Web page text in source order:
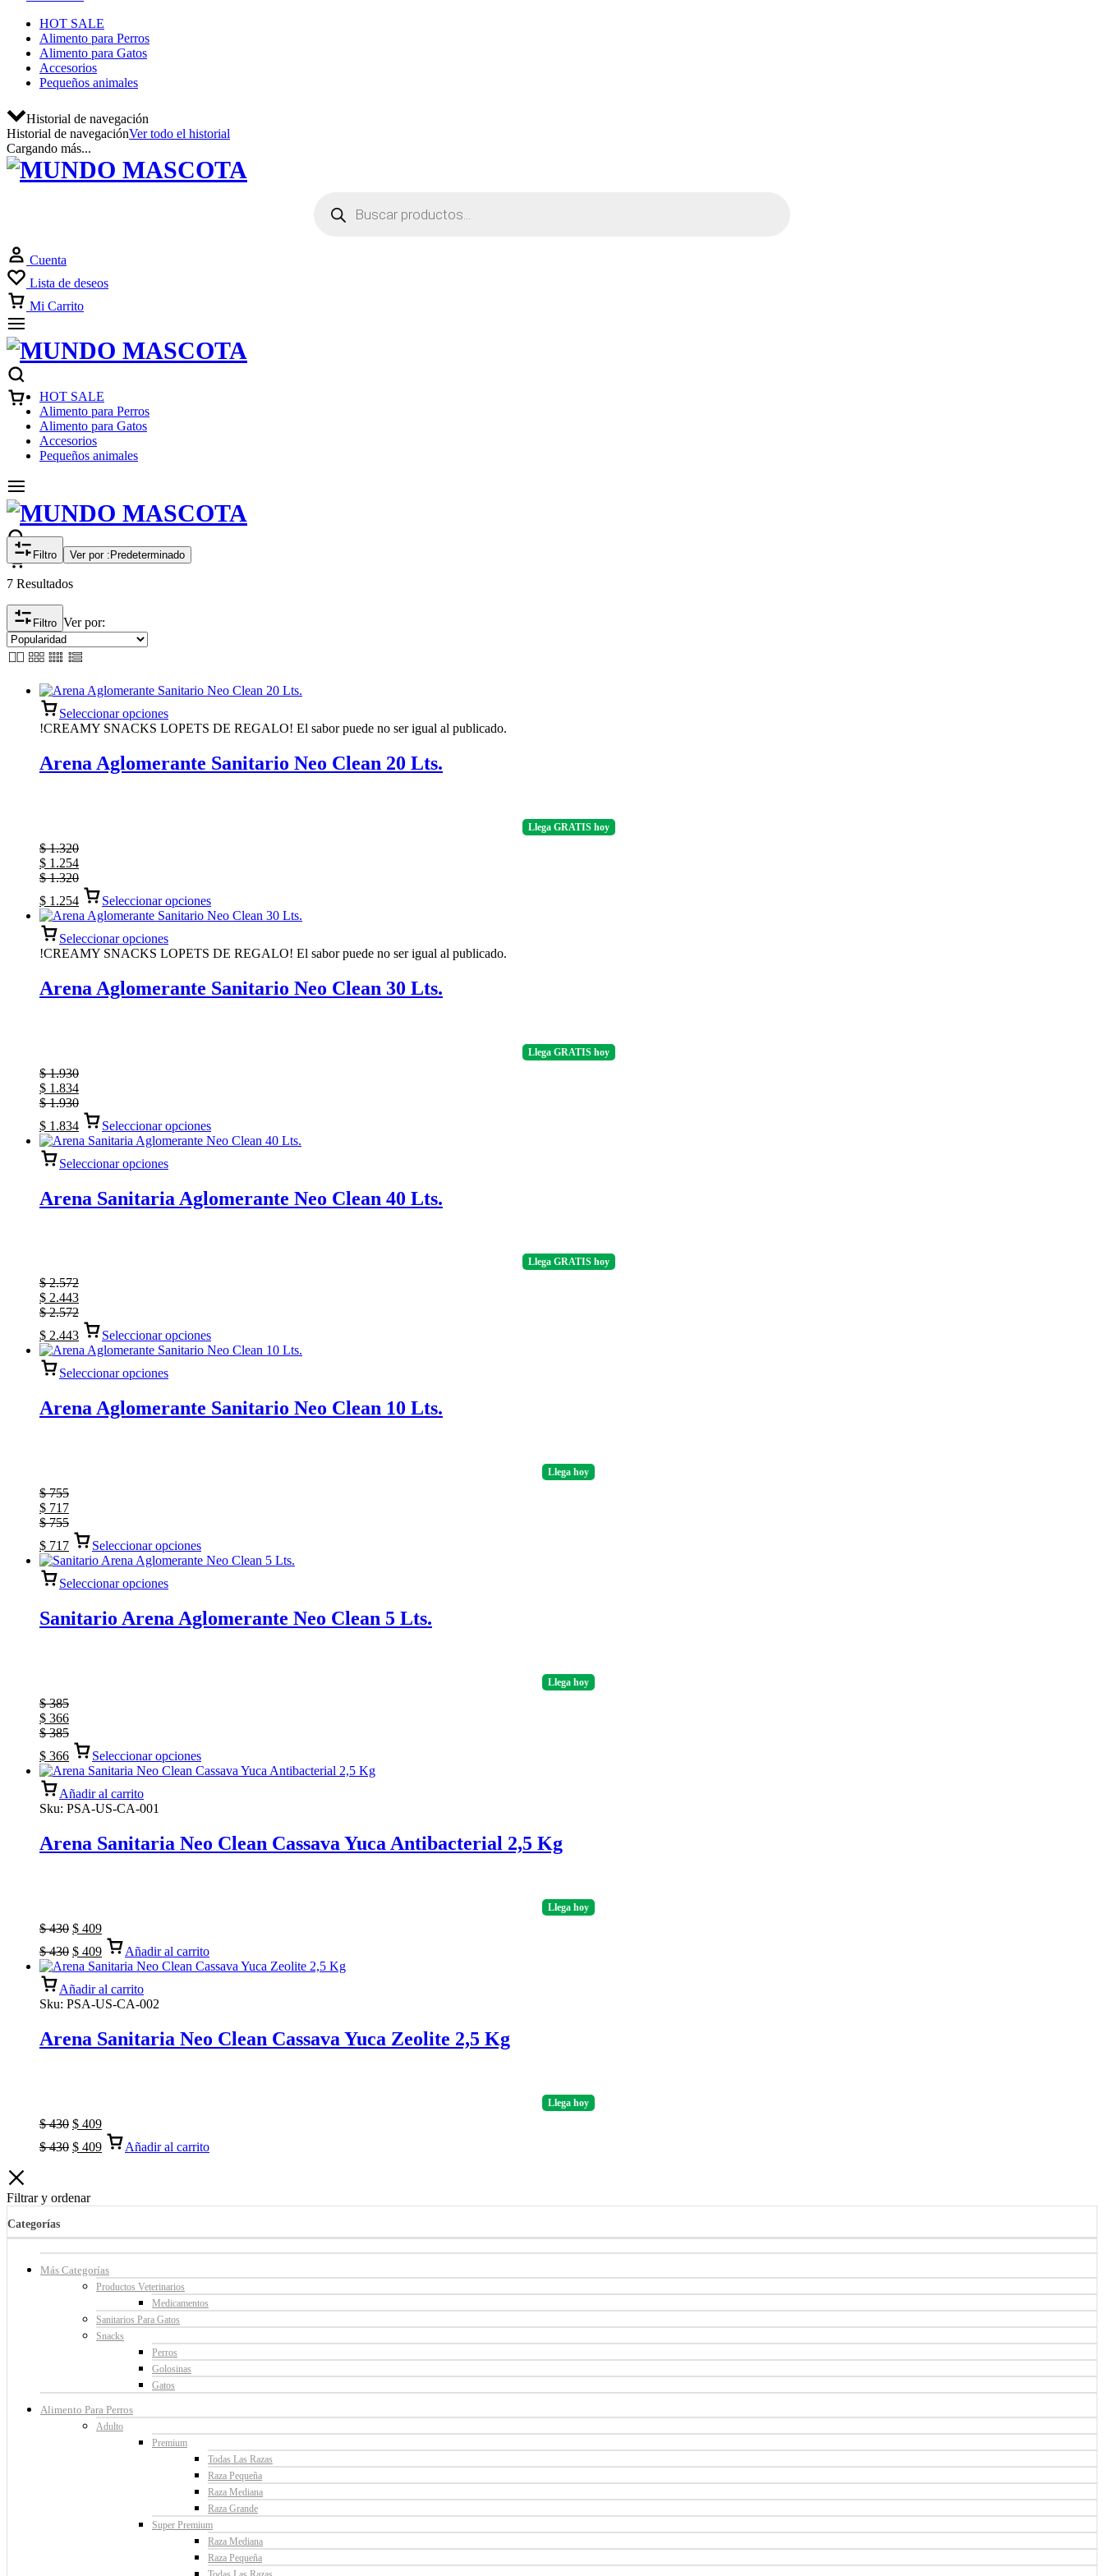
HOT SALE
Alimento para Perros
Alimento para Gatos
Accesorios
Pequeños animales
Historial de navegación
Historial de navegaciónVer todo el historial
Cargando más...
Cuenta
Lista de deseos
Mi Carrito
HOT SALE
Alimento para Perros
Alimento para Gatos
Accesorios
Pequeños animales
Filtro Ver por : Predeterminado
7 Resultados
Filtro Ver por:
Seleccionar opciones
!CREAMY SNACKS LOPETS DE REGALO! El sabor puede no ser igual al publicado.
Arena Aglomerante Sanitario Neo Clean 20 Lts.
Llega GRATIS hoy
$1.320
$ 1.254
$1.320
$ 1.254 Seleccionar opciones
Seleccionar opciones
!CREAMY SNACKS LOPETS DE REGALO! El sabor puede no ser igual al publicado.
Arena Aglomerante Sanitario Neo Clean 30 Lts.
Llega GRATIS hoy
$1.930
$ 1.834
$1.930
$ 1.834 Seleccionar opciones
Seleccionar opciones
Arena Sanitaria Aglomerante Neo Clean 40 Lts.
Llega GRATIS hoy
$2.572
$ 2.443
$2.572
$ 2.443 Seleccionar opciones
Seleccionar opciones
Arena Aglomerante Sanitario Neo Clean 10 Lts.
Llega hoy
$755
$ 717
$755
$ 717 Seleccionar opciones
Seleccionar opciones
Sanitario Arena Aglomerante Neo Clean 5 Lts.
Llega hoy
$385
$ 366
$385
$ 366 Seleccionar opciones
Añadir al carrito
Sku: PSA-US-CA-001
Arena Sanitaria Neo Clean Cassava Yuca Antibacterial 2,5 Kg
Llega hoy
$430 $ 409
$430 $ 409 Añadir al carrito
Añadir al carrito
Sku: PSA-US-CA-002
Arena Sanitaria Neo Clean Cassava Yuca Zeolite 2,5 Kg
Llega hoy
$430 $ 409
$430 $ 409 Añadir al carrito
Filtrar y ordenar
Categorías
Más Categorías
Productos Veterinarios
Medicamentos
Sanitarios Para Gatos
Snacks
Perros
Golosinas
Gatos
Alimento Para Perros
Adulto
Premium
Todas Las Razas
Raza Pequeña
Raza Mediana
Raza Grande
Super Premium
Raza Mediana
Raza Pequeña